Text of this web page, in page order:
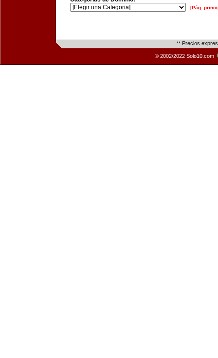
[Pág.
** Precios
© 2002/2022 Solo10.com